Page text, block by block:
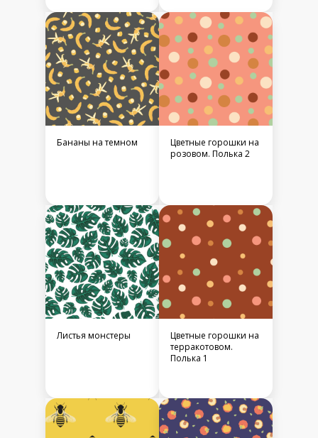
Бананы на темном
Цветные горошки на
розовом. Полька 2
Листья монстеры
Цветные горошки на
терракотовом.
Полька 1